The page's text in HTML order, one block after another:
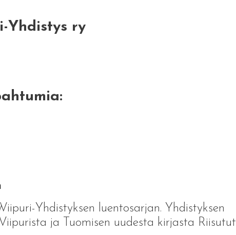
Yhdistys ry
Yhdistyksen luentosarjan. Yhdistyksen
ja Tuomisen uudesta kirjasta Riisutut